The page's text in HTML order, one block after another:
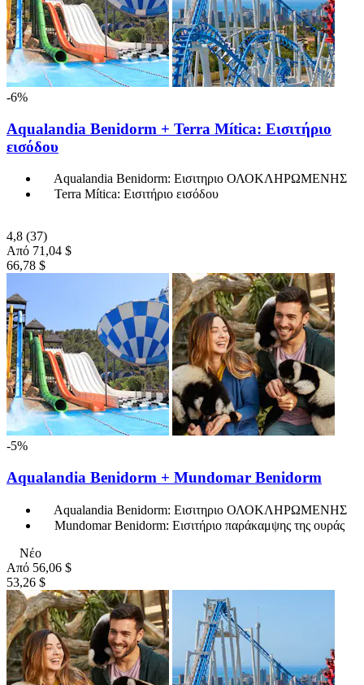
-6%
Aqualandia Benidorm + Terra Mítica: Εισιτήριο
εισόδου
Aqualandia Benidorm: Εισιτηριο ΟΛΟΚΛΗΡΩΜΕΝΗΣ
Terra Mítica: Εισιτήριο εισόδου
4,8 (37)
Από 71,04 $
66,78 $
-5%
Aqualandia Benidorm + Mundomar Benidorm
Aqualandia Benidorm: Εισιτηριο ΟΛΟΚΛΗΡΩΜΕΝΗΣ
Mundomar Benidorm: Εισιτήριο παράκαμψης της ουράς
Νέο
Από 56,06 $
53,26 $